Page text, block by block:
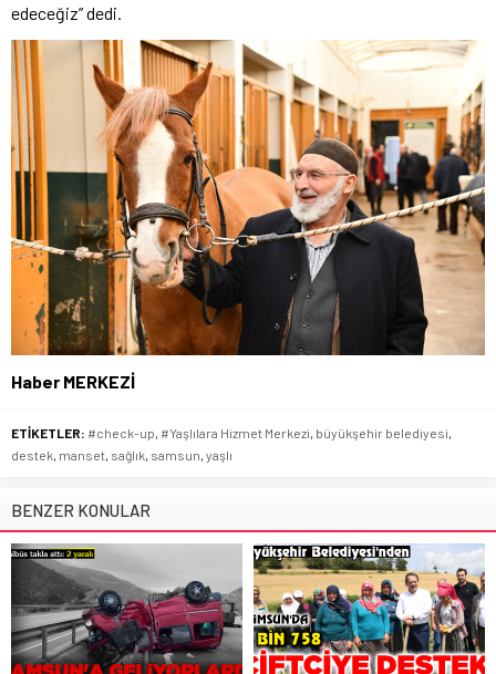
edeceğiz” dedi.
Haber MERKEZİ
ETİKETLER: #check-up, #Yaşlılara Hizmet Merkezi, büyükşehir belediyesi,
destek, manset, sağlık, samsun, yaşlı
BENZER KONULAR